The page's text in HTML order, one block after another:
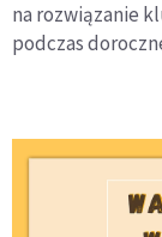
na rozwiązanie
podczas